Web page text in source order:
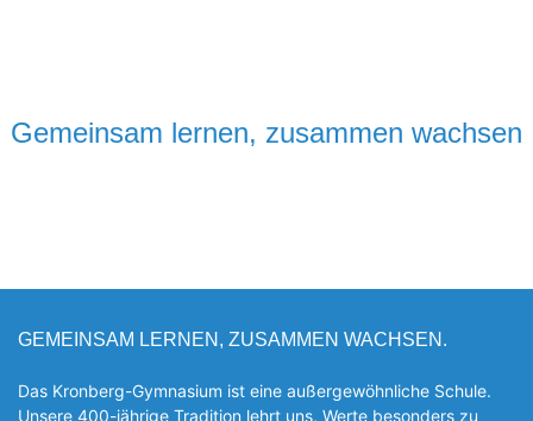
Gemeinsam lernen, zusammen wachsen
GEMEINSAM LERNEN, ZUSAMMEN WACHSEN.
Das Kronberg-Gymnasium ist eine außergewöhnliche Schule.
Unsere 400-jährige Tradition lehrt uns, Werte besonders zu